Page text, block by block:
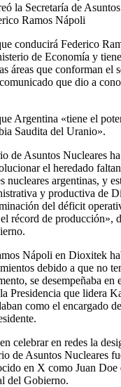
la Secretaría de
Ramos Nápoli
conducirá Federico
de Economía y
áreas que conforman el
que dio a
Argentina «tiene el
Saudita del Uranio».
de Asuntos Nucleares
el heredado
nucleares argentinas, y
y productiva de
del déficit
récord de producción»,
Nápoli en Dioxitek
debido a que no
se desempeñaba en
Presidencia que lidera
como el encargado
celebrar en redes la
de Asuntos Nucleares
en X como Juan Doe
del Gobierno.